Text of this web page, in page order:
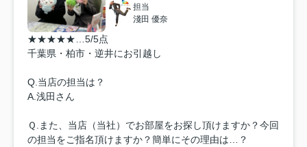
担当
淺田 優奈
★★★★★…5/5点
千葉県・柏市・逆井にお引越し
Q.当店の担当は？
A.浅田さん
Ｑ.また、当店（当社）でお部屋をお探し頂けますか？今回
の担当をご指名頂けますか？簡単にその理由は…？